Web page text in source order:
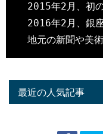
2015年2月、初
2016年2月、銀
最近の人気記事